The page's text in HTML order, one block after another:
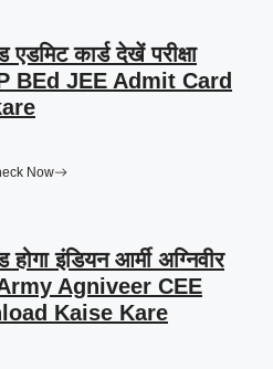
कार्ड देखें परीक्षा
BEd JEE Admit Card
Now
इंडियन आर्मी अग्निवीर
Army Agniveer CEE
Kaise Kare